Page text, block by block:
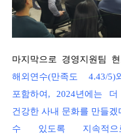
마지막으로 경영지원팀
해외연수(만족도 4.43/
포함하여, 2024년에는
건강한 사내 문화를 만들
수 있도록 지속적으